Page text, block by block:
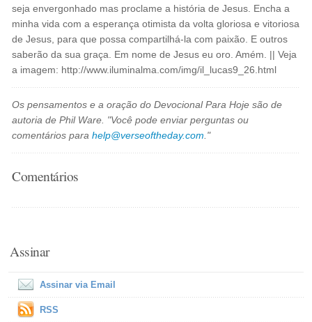
seja envergonhado mas proclame a história de Jesus. Encha a
minha vida com a esperança otimista da volta gloriosa e vitoriosa
de Jesus, para que possa compartilhá-la com paixão. E outros
saberão da sua graça. Em nome de Jesus eu oro. Amém. || Veja
a imagem: http://www.iluminalma.com/img/il_lucas9_26.html
Os pensamentos e a oração do Devocional Para Hoje são de
autoria de Phil Ware. "Você pode enviar perguntas ou
comentários parahelp@verseoftheday.com ."
Comentários
Assinar
Assinar via Email
RSS